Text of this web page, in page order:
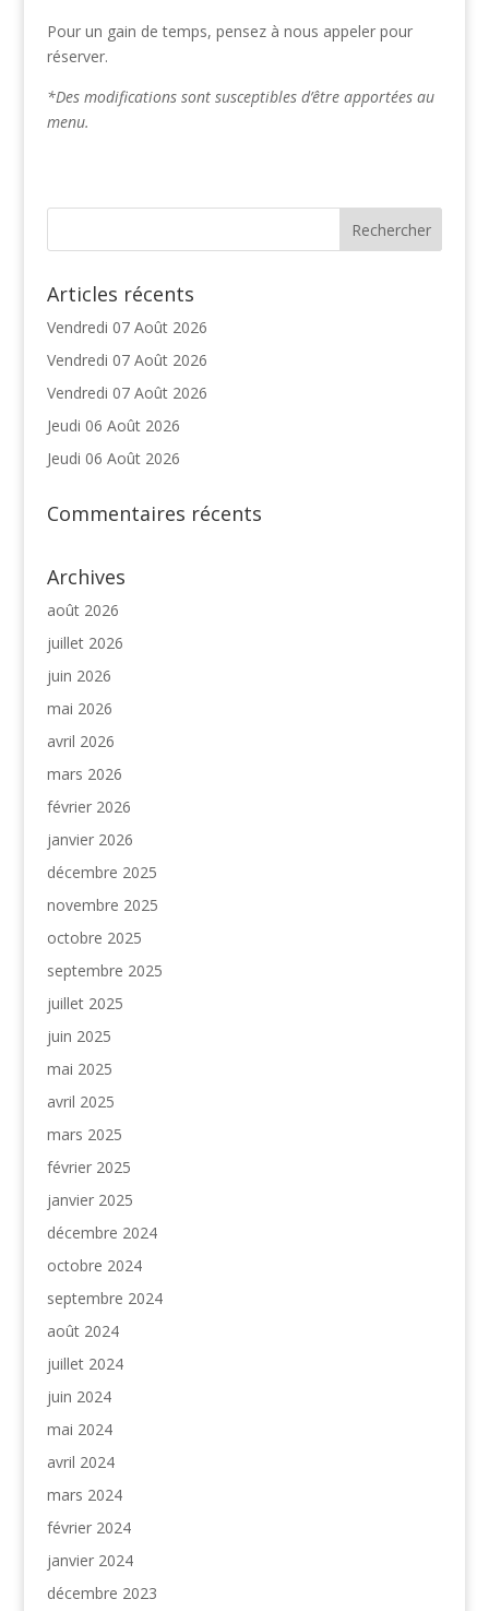
Pour un gain de temps, pensez à nous appeler pour
réserver.
*Des modifications sont susceptibles d’être apportées au
menu.
Articles récents
Vendredi 07 Août 2026
Vendredi 07 Août 2026
Vendredi 07 Août 2026
Jeudi 06 Août 2026
Jeudi 06 Août 2026
Commentaires récents
Archives
août 2026
juillet 2026
juin 2026
mai 2026
avril 2026
mars 2026
février 2026
janvier 2026
décembre 2025
novembre 2025
octobre 2025
septembre 2025
juillet 2025
juin 2025
mai 2025
avril 2025
mars 2025
février 2025
janvier 2025
décembre 2024
octobre 2024
septembre 2024
août 2024
juillet 2024
juin 2024
mai 2024
avril 2024
mars 2024
février 2024
janvier 2024
décembre 2023